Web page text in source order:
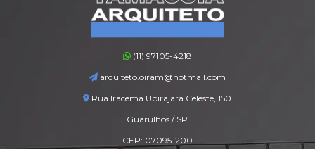
(11) 97105-4218
arquiteto.oiram@hotmail.com
Rua Iracema Ubirajara Celeste, 150
Guarulhos / SP
CEP: 07095-200